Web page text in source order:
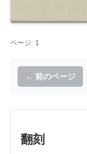
ページ: 1
← 前のページ
翻刻